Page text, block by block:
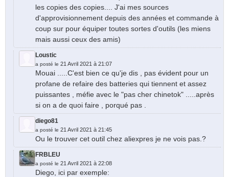
les copies des copies.... J'ai mes sources
d'approvisionnement depuis des années et commande à
coup sur pour équiper toutes sortes d'outils (les miens
mais aussi ceux des amis)
Loustic
a posté le 21 Avril 2021 à 21:07
Mouai .....C'est bien ce qu'je dis , pas évident pour un
profane de refaire des batteries qui tiennent et assez
puissantes , méfie avec le "pas cher chinetok" .....après
si on a de quoi faire , porqué pas .
diego81
a posté le 21 Avril 2021 à 21:45
Ou le trouver cet outil chez aliexpres je ne vois pas.?
FRBLEU
a posté le 21 Avril 2021 à 22:08
Diego, ici par exemple: